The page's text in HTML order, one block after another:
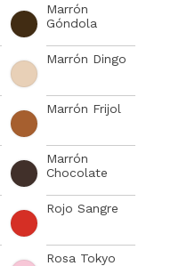
Marrón
Góndola
Marrón Dingo
Marrón Frijol
Marrón
Chocolate
Rojo Sangre
Rosa Tokyo